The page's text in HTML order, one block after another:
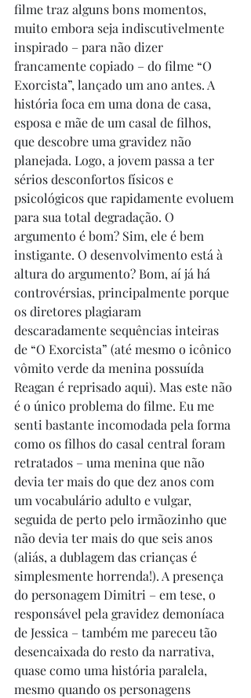
filme traz alguns bons momentos,
muito embora seja indiscutivelmente
inspirado – para não dizer
francamente copiado – do filme “O
Exorcista”, lançado um ano antes. A
história foca em uma dona de casa,
esposa e mãe de um casal de filhos,
que descobre uma gravidez não
planejada. Logo, a jovem passa a ter
sérios desconfortos físicos e
psicológicos que rapidamente evoluem
para sua total degradação. O
argumento é bom? Sim, ele é bem
instigante. O desenvolvimento está à
altura do argumento? Bom, aí já há
controvérsias, principalmente porque
os diretores plagiaram
descaradamente sequências inteiras
de “O Exorcista” (até mesmo o icônico
vômito verde da menina possuída
Reagan é reprisado aqui). Mas este não
é o único problema do filme. Eu me
senti bastante incomodada pela forma
como os filhos do casal central foram
retratados – uma menina que não
devia ter mais do que dez anos com
um vocabulário adulto e vulgar,
seguida de perto pelo irmãozinho que
não devia ter mais do que seis anos
(aliás, a dublagem das crianças é
simplesmente horrenda!). A presença
do personagem Dimitri – em tese, o
responsável pela gravidez demoníaca
de Jessica – também me pareceu tão
desencaixada do resto da narrativa,
quase como uma história paralela,
mesmo quando os personagens